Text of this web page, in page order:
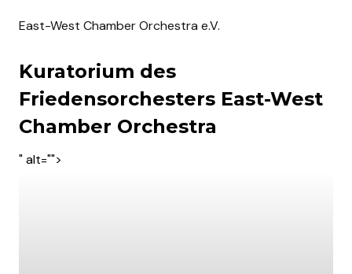
East-West Chamber Orchestra e.V.
Kuratorium des
Friedensorchesters East-West
Chamber Orchestra
" alt="">